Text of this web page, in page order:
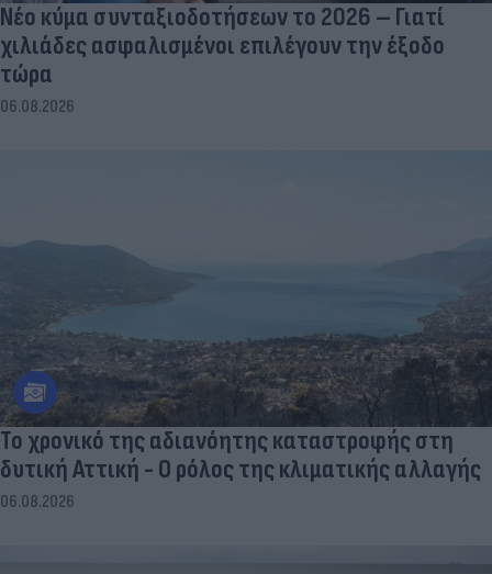
Νέο κύμα συνταξιοδοτήσεων το 2026 – Γιατί
χιλιάδες ασφαλισμένοι επιλέγουν την έξοδο
τώρα
06.08.2026
Το χρονικό της αδιανόητης καταστροφής στη
δυτική Αττική - Ο ρόλος της κλιματικής αλλαγής
06.08.2026